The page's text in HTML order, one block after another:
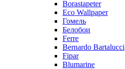
Borastapeter
Eco Wallpaper
Гомель
Белобои
Ferre
Bernardo Bartalucci
Fipar
Blumarine